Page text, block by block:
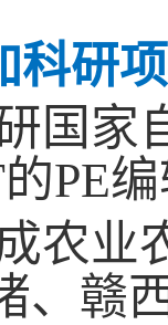
科研
国家
的PE
农业
、赣